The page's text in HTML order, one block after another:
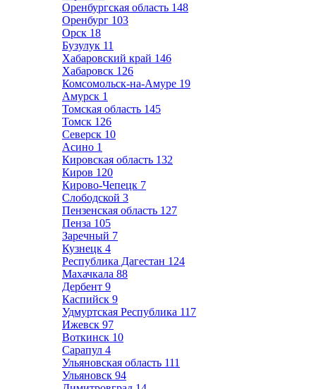
Оренбургская область 148
Оренбург 103
Орск 18
Бузулук 11
Хабаровский край 146
Хабаровск 126
Комсомольск-на-Амуре 19
Амурск 1
Томская область 145
Томск 126
Северск 10
Асино 1
Кировская область 132
Киров 120
Кирово-Чепецк 7
Слободской 3
Пензенская область 127
Пенза 105
Заречный 7
Кузнецк 4
Республика Дагестан 124
Махачкала 88
Дербент 9
Каспийск 9
Удмуртская Республика 117
Ижевск 97
Воткинск 10
Сарапул 4
Ульяновская область 111
Ульяновск 94